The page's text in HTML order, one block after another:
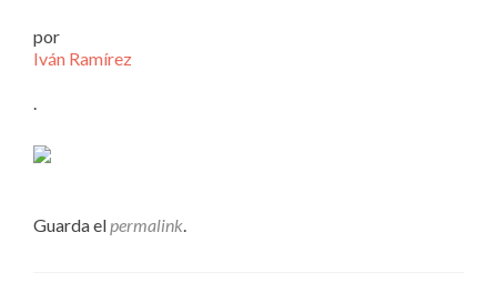
por
Iván Ramírez
.
Guarda elpermalink.